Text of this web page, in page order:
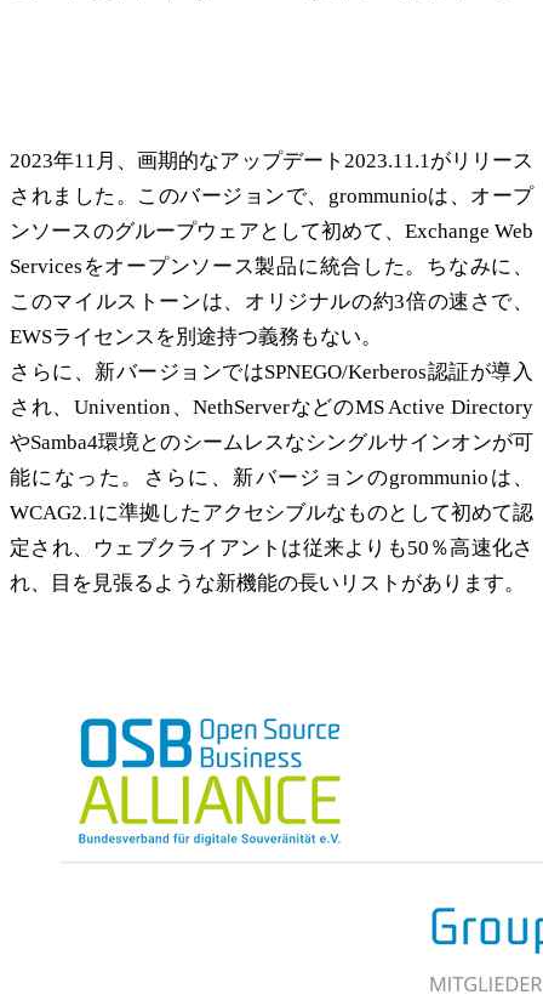
2023年11月、画期的なアップデート2023.11.1がリリース
されました。このバージョンで、grommunioは、オープ
ンソースのグループウェアとして初めて、Exchange Web
Servicesをオープンソース製品に統合した。ちなみに、
このマイルストーンは、オリジナルの約3倍の速さで、
EWSライセンスを別途持つ義務もない。
さらに、新バージョンではSPNEGO/Kerberos認証が導入
され、Univention、NethServerなどのMS Active Directory
やSamba4環境とのシームレスなシングルサインオンが可
能になった。さらに、新バージョンのgrommunioは、
WCAG2.1に準拠したアクセシブルなものとして初めて認
定され、ウェブクライアントは従来よりも50％高速化さ
れ、目を見張るような新機能の長いリストがあります。